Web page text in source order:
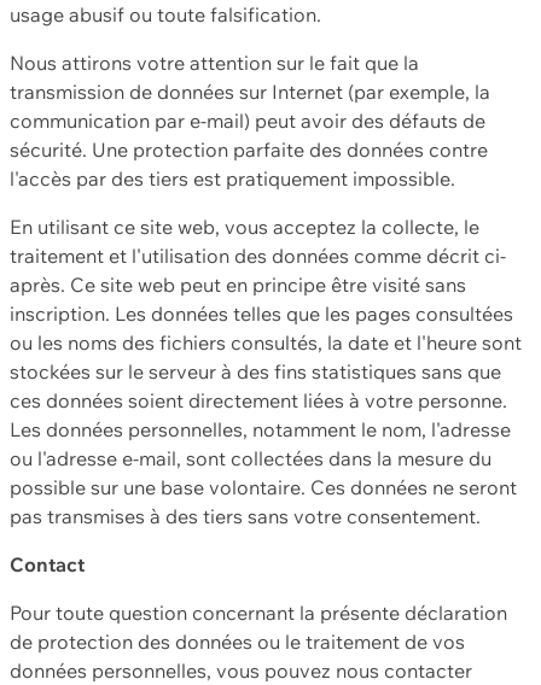
usage abusif ou toute falsification.
Nous attirons votre attention sur le fait que la
transmission de données sur Internet (par exemple, la
communication par e-mail) peut avoir des défauts de
sécurité. Une protection parfaite des données contre
l'accès par des tiers est pratiquement impossible.
En utilisant ce site web, vous acceptez la collecte, le
traitement et l'utilisation des données comme décrit ci-
après. Ce site web peut en principe être visité sans
inscription. Les données telles que les pages consultées
ou les noms des fichiers consultés, la date et l'heure sont
stockées sur le serveur à des fins statistiques sans que
ces données soient directement liées à votre personne.
Les données personnelles, notamment le nom, l'adresse
ou l'adresse e-mail, sont collectées dans la mesure du
possible sur une base volontaire. Ces données ne seront
pas transmises à des tiers sans votre consentement.
Contact
Pour toute question concernant la présente déclaration
de protection des données ou le traitement de vos
données personnelles, vous pouvez nous contacter